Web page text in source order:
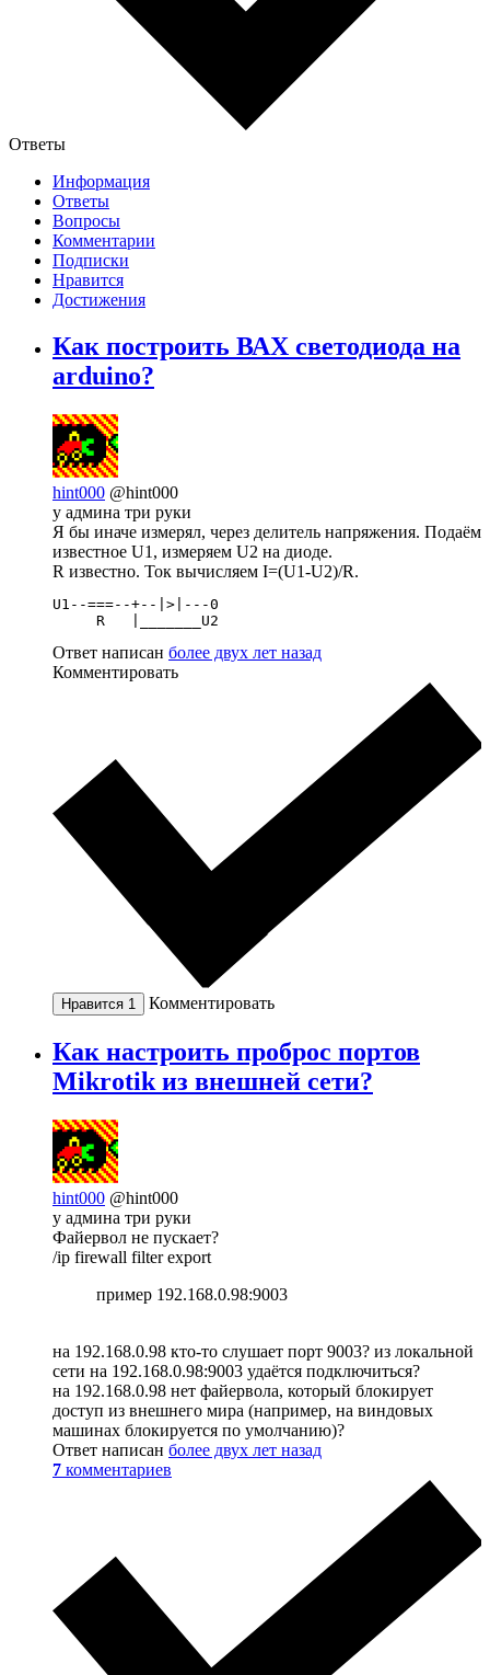
Ответы
Информация
Ответы
Вопросы
Комментарии
Подписки
Нравится
Достижения
Как построить ВАХ светодиода на
arduino?
hint000 @hint000
у админа три руки
Я бы иначе измерял, через делитель напряжения. Подаём
известное U1, измеряем U2 на диоде.
R известно. Ток вычисляем I=(U1-U2)/R.
U1--===--+--|>|---0
     R   |_______U2
Ответ написан более двух лет назад
Комментировать
Нравится 1 Комментировать
Как настроить проброс портов
Mikrotik из внешней сети?
hint000 @hint000
у админа три руки
Файервол не пускает?
/ip firewall filter export
пример 192.168.0.98:9003
на 192.168.0.98 кто-то слушает порт 9003? из локальной
сети на 192.168.0.98:9003 удаётся подключиться?
на 192.168.0.98 нет файервола, который блокирует
доступ из внешнего мира (например, на виндовых
машинах блокируется по умолчанию)?
Ответ написан более двух лет назад
7 комментариев